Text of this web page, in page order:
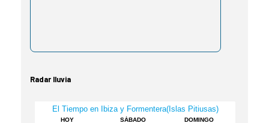
Radar lluvia